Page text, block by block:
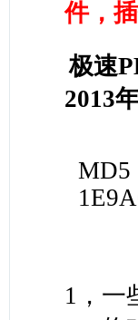
件，插
极速
2013
1，一